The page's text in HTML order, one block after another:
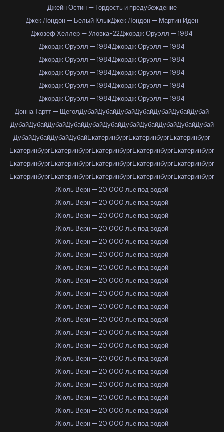
Джейн Остин — Гордость и предубеждение
Джек Лондон — Белый КлыкДжек Лондон — Мартин Иден
Джозеф Хеллер — Уловка-22Джордж Оруэлл — 1984
Джордж Оруэлл — 1984Джордж Оруэлл — 1984
Джордж Оруэлл — 1984Джордж Оруэлл — 1984
Джордж Оруэлл — 1984Джордж Оруэлл — 1984
Джордж Оруэлл — 1984Джордж Оруэлл — 1984
Джордж Оруэлл — 1984Джордж Оруэлл — 1984
Донна Тартт — ЩеголДубайДубайДубайДубайДубайДубайДубай
ДубайДубайДубайДубайДубайДубайДубайДубайДубайДубайДубай
ДубайДубайДубайДубайЕкатеринбургЕкатеринбургЕкатеринбург
ЕкатеринбургЕкатеринбургЕкатеринбургЕкатеринбургЕкатеринбург
ЕкатеринбургЕкатеринбургЕкатеринбургЕкатеринбургЕкатеринбург
ЕкатеринбургЕкатеринбургЕкатеринбургЕкатеринбургЕкатеринбург
Жюль Верн — 20 000 лье под водой
Жюль Верн — 20 000 лье под водой
Жюль Верн — 20 000 лье под водой
Жюль Верн — 20 000 лье под водой
Жюль Верн — 20 000 лье под водой
Жюль Верн — 20 000 лье под водой
Жюль Верн — 20 000 лье под водой
Жюль Верн — 20 000 лье под водой
Жюль Верн — 20 000 лье под водой
Жюль Верн — 20 000 лье под водой
Жюль Верн — 20 000 лье под водой
Жюль Верн — 20 000 лье под водой
Жюль Верн — 20 000 лье под водой
Жюль Верн — 20 000 лье под водой
Жюль Верн — 20 000 лье под водой
Жюль Верн — 20 000 лье под водой
Жюль Верн — 20 000 лье под водой
Жюль Верн — 20 000 лье под водой
Жюль Верн — 20 000 лье под водой